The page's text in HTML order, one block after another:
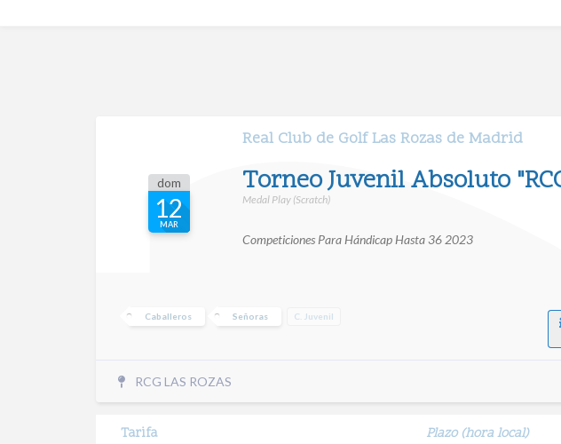
Real Club de Golf Las Rozas de Madrid
dom
12
MAR
Torneo Juvenil Absoluto
Medal Play (Scratch)
Competiciones Para Hándicap Hasta 36 2023
Caballeros Señoras C. Juvenil
RCG LAS ROZAS
Tarifa Plazo (hora local)